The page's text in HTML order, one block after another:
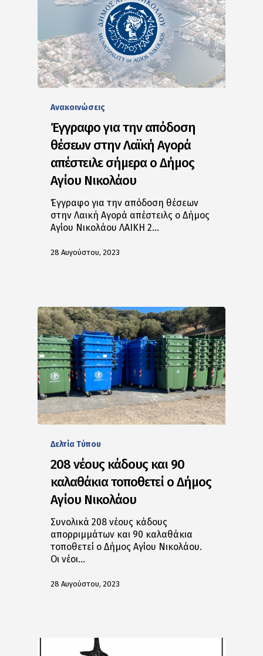
Ανακοινώσεις
Έγγραφο για την απόδοση
θέσεων στην Λαϊκή Αγορά
απέστειλε σήμερα ο Δήμος
Αγίου Νικολάου
Έγγραφο για την απόδοση θέσεων
στην Λαική Αγορά απέστειλς ο Δήμος
Αγίου Νικολάου ΛΑΙΚΗ 2…
28 Αυγούστου, 2023
Δελτία Tύπου
208 νέους κάδους και 90
καλαθάκια τοποθετεί ο Δήμος
Αγίου Νικολάου
Συνολικά 208 νέους κάδους
απορριμμάτων και 90 καλαθάκια
τοποθετεί ο Δήμος Αγίου Νικολάου.
Οι νέοι…
28 Αυγούστου, 2023